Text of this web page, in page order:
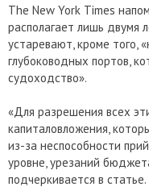
The New York Times
располагает лишь двумя
устаревают, кроме того,
глубоководных портов,
судоходство».
«Для разрешения всех
капиталовложения,
из-за неспособности
уровне, урезаний
подчеркивается в статье.